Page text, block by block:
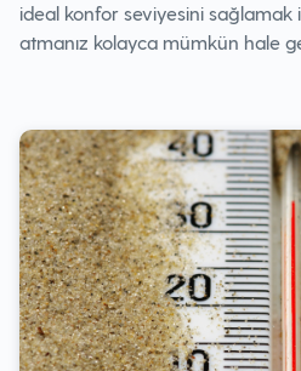
ideal konfor seviyesini sağlamak
atmanız kolayca mümkün hale